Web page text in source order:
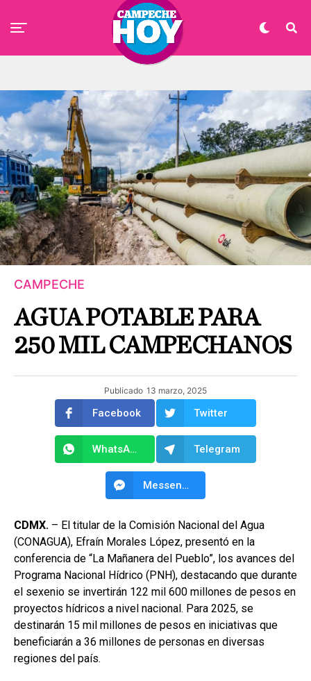
CAMPECHE
AGUA POTABLE PARA
250 MIL CAMPECHANOS
Publicado 13 marzo, 2025
Facebook Twitter
WhatsApp Telegram
Messenger
CDMX. – El titular de la Comisión Nacional del Agua
(CONAGUA), Efraín Morales López, presentó en la
conferencia de “La Mañanera del Pueblo”, los avances del
Programa Nacional Hídrico (PNH), destacando que durante
el sexenio se invertirán 122 mil 600 millones de pesos en
proyectos hídricos a nivel nacional. Para 2025, se
destinarán 15 mil millones de pesos en iniciativas que
beneficiarán a 36 millones de personas en diversas
regiones del país.